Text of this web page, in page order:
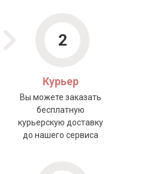
2
Курьер
Вы можете заказать
бесплатную
курьерскую доставку
до нашего сервиса